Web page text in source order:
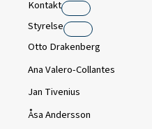
Kontakt
Styrelse
Otto Drakenberg
Ana Valero-Collantes
Jan Tivenius
Åsa Andersson